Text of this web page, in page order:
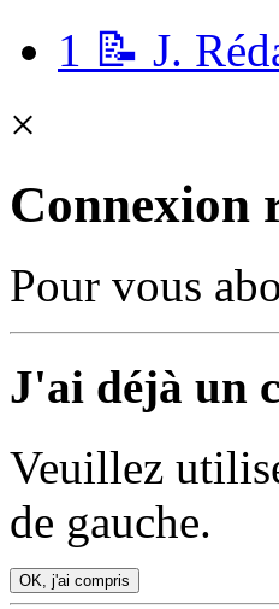
1 📝 J.
×
Connexion
Pour vous
J'ai déjà un
Veuillez
de gauche.
OK, j'ai compris